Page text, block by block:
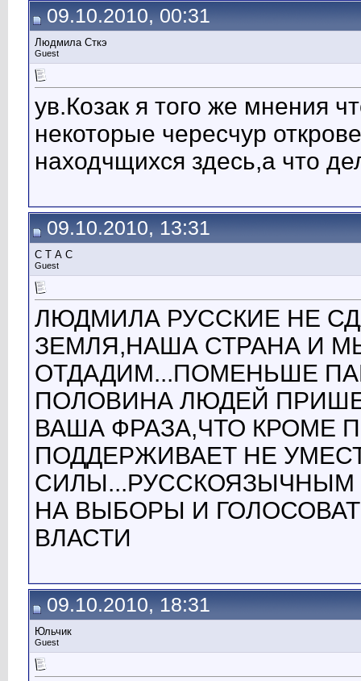
09.10.2010, 00:31
Людмила Сткэ
Guest
ув.Козак я того же мнения
некоторые чересчур
находчщихся здесь,а что
09.10.2010, 13:31
С Т А С
Guest
ЛЮДМИЛА РУССКИЕ НЕ
ЗЕМЛЯ,НАША СТРАНА И
ОТДАДИМ...ПОМЕНЬШЕ
ПОЛОВИНА ЛЮДЕЙ
ВАША ФРАЗА,ЧТО КРОМЕ
ПОДДЕРЖИВАЕТ НЕ
НА ВЫБОРЫ И
ВЛАСТИ
09.10.2010, 18:31
Юльчик
Guest